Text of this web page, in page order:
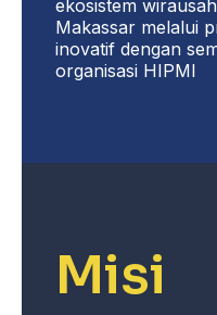
ekosistem
Makassar melalui
inovatif dengan
organisasi HIPMI
Misi